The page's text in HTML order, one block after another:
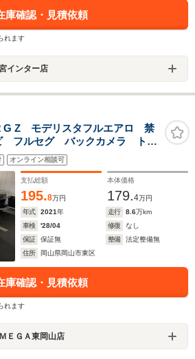
庫確認・見積依頼
れます
インター店
G Z モデリスタフルエアロ 禁
フルセグ バックカメラ トヨ
プティブクルーズコントロー
シートヒーター クリアラン
オンライン相談可
支払総額
195.8万円
本体価格
179.4万円
年式
2021年 走行 8.6万km
車検
'28/04 修復
なし
保証
保証無 整備
法定整備無
住所
岡山県岡山市東区
庫確認・見積依頼
れます
ＥＧＡ東岡山店